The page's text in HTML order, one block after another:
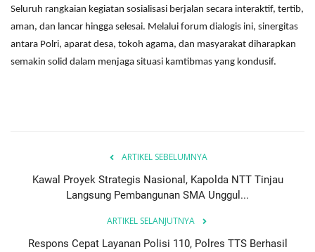
Seluruh rangkaian kegiatan sosialisasi berjalan secara interaktif, tertib,
aman, dan lancar hingga selesai. Melalui forum dialogis ini, sinergitas
antara Polri, aparat desa, tokoh agama, dan masyarakat diharapkan
semakin solid dalam menjaga situasi kamtibmas yang kondusif.
ARTIKEL SEBELUMNYA
Kawal Proyek Strategis Nasional, Kapolda NTT Tinjau
Langsung Pembangunan SMA Unggul...
ARTIKEL SELANJUTNYA
Respons Cepat Layanan Polisi 110, Polres TTS Berhasil